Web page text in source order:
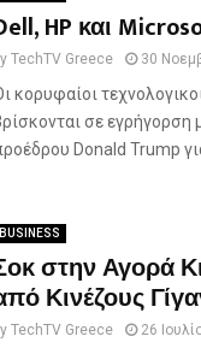
HP και
TechTV Greece 30
κορυφαίοι
σε
Donald Trump
BUSINESS
στην Αγορά
Κινέζους
TechTV Greece 26